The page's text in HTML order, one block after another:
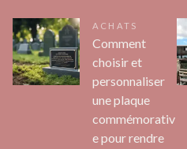
tous
les
serruriers
se
valent
ACHATS
Comment
choisir et
personnaliser
une plaque
commémorativ
e pour rendre